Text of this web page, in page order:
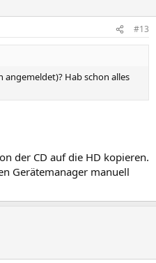
#13
angemeldet)? Hab schon alles
der CD auf die HD kopieren.
Gerätemanager manuell